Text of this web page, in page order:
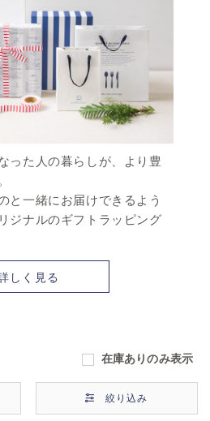
った人の暮らしが、より豊
と一緒にお届けできるよう
ジナルのギフトラッピング
しく見る
在庫ありのみ表示
絞り込み